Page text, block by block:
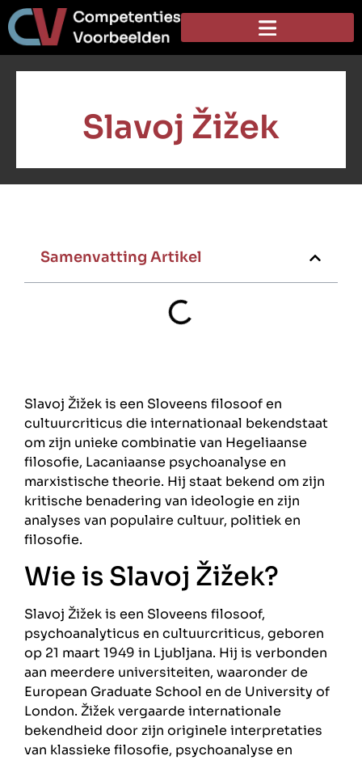
Slavoj Žižek
Samenvatting Artikel
Slavoj Žižek is een Sloveens filosoof en
cultuurcriticus die internationaal bekendstaat
om zijn unieke combinatie van Hegeliaanse
filosofie, Lacaniaanse psychoanalyse en
marxistische theorie. Hij staat bekend om zijn
kritische benadering van ideologie en zijn
analyses van populaire cultuur, politiek en
filosofie.
Wie is Slavoj Žižek?
Slavoj Žižek is een Sloveens filosoof,
psychoanalyticus en cultuurcriticus, geboren
op 21 maart 1949 in Ljubljana. Hij is verbonden
aan meerdere universiteiten, waaronder de
European Graduate School en de University of
London. Žižek vergaarde internationale
bekendheid door zijn originele interpretaties
van klassieke filosofie, psychoanalyse en